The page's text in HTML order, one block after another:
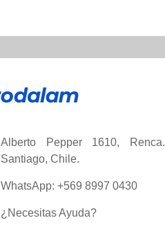
Alberto Pepper 1610, Renca.
Santiago, Chile.
WhatsApp: +569 8997 0430
¿Necesitas Ayuda?